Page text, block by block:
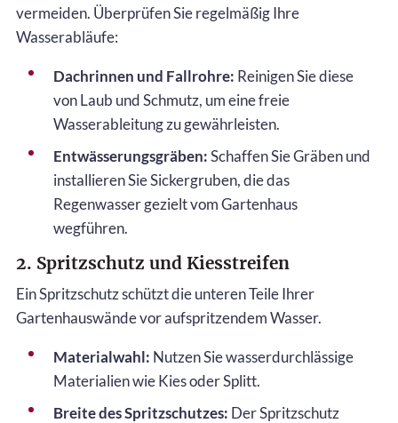
vermeiden. Überprüfen Sie regelmäßig Ihre
Wasserabläufe:
Dachrinnen und Fallrohre: Reinigen Sie diese
von Laub und Schmutz, um eine freie
Wasserableitung zu gewährleisten.
Entwässerungsgräben:Schaffen Sie Gräben und
installieren Sie Sickergruben, die das
Regenwasser gezielt vom Gartenhaus
wegführen.
2. Spritzschutz und Kiesstreifen
Ein Spritzschutz schützt die unteren Teile Ihrer
Gartenhauswände vor aufspritzendem Wasser.
Materialwahl: Nutzen Sie wasserdurchlässige
Materialien wie Kies oder Splitt.
Breite des Spritzschutzes: Der Spritzschutz